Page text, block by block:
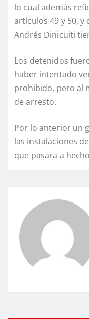
lo cual además
artículos 49 y 50, y
Andrés Dinicuiti
Los detenidos
haber intentado
prohibido, pero al
de arresto.
Por lo anterior un
las instalaciones
que pasara a